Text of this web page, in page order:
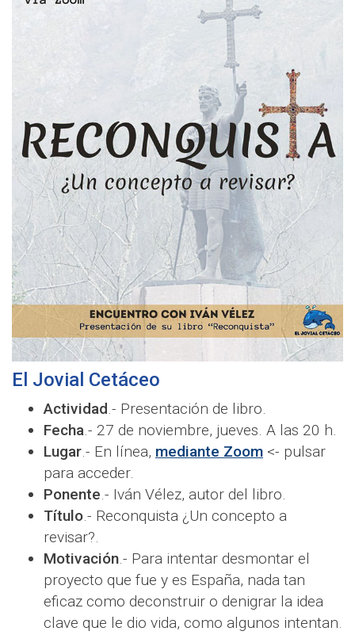
El Jovial Cetáceo
Actividad.- Presentación de libro.
Fecha.- 27 de noviembre, jueves. A las 20 h.
Lugar.- En línea, mediante Zoom <- pulsar
para acceder.
Ponente.- Iván Vélez, autor del libro.
Título.- Reconquista ¿Un concepto a
revisar?.
Motivación.- Para intentar desmontar el
proyecto que fue y es España, nada tan
eficaz como deconstruir o denigrar la idea
clave que le dio vida, como algunos intentan.